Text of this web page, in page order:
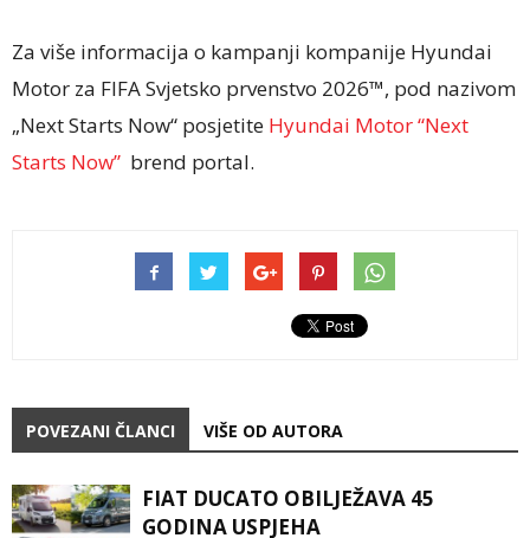
Za više informacija o kampanji kompanije Hyundai
Motor za FIFA Svjetsko prvenstvo 2026™, pod nazivom
„Next Starts Now“ posjetite Hyundai Motor “Next
Starts Now” brend portal.
POVEZANI ČLANCI VIŠE OD AUTORA
FIAT DUCATO OBILJEŽAVA 45
GODINA USPJEHA